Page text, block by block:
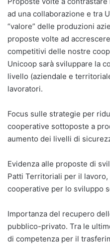
ad una collaborazione e tra
“valore” delle produzioni
proposte volte ad
competitivi delle nostre
Unicoop sarà sviluppare la
livello (aziendale e
lavoratori.
Focus sulle strategie per
cooperative sottoposte a
aumento dei livelli di
Evidenza alle proposte di
Patti Territoriali per il
cooperative per lo sviluppo
Importanza del recupero
pubblico-privato. Tra le
di competenza per il